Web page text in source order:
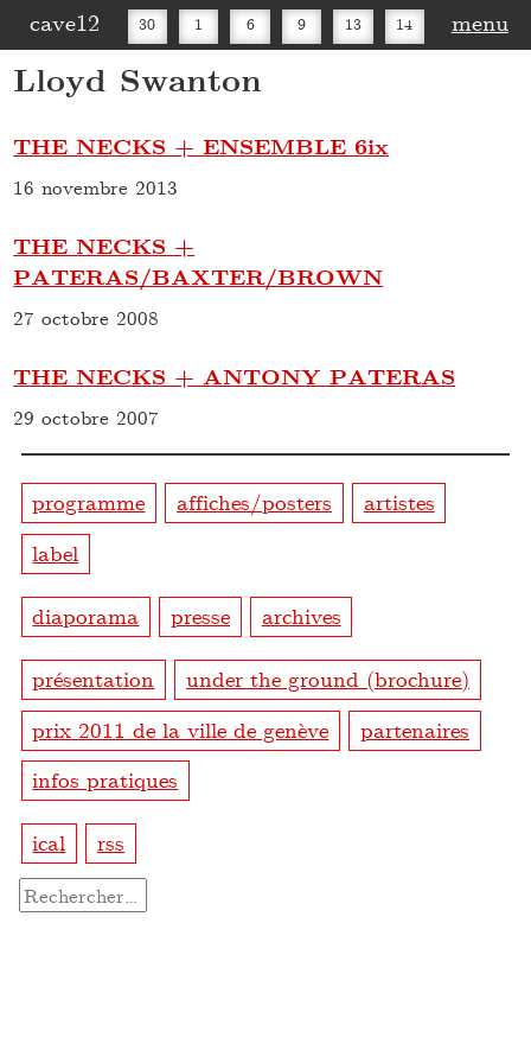
cave12 30 1 6 9 13 14 menu
Lloyd Swanton
THE NECKS + ENSEMBLE 6ix
16 novembre 2013
THE NECKS +
PATERAS/BAXTER/BROWN
27 octobre 2008
THE NECKS + ANTONY PATERAS
29 octobre 2007
programme affiches/posters
artistes
label
diaporama presse archives
présentation
under the ground (brochure)
prix 2011 de la ville de genève
partenaires
infos pratiques
ical rss
Rechercher :